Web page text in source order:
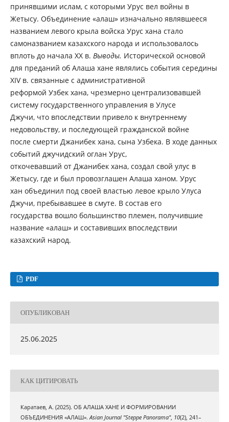
принявшими ислам, с которыми Урус вел войны в
Жетысу. Объединение «алаш» изначально являвшееся
названием левого крыла войска Урус хана стало
самоназванием казахского народа и использовалось
вплоть до начала XX в. Выводы. Исторической основой
для преданий об Алаша хане являлись события середины
XIV в. связанные с административной
реформой Узбек хана, чрезмерно централизовавшей
систему государственного управления в Улусе
Джучи, что впоследствии привело к внутреннему
недовольству, и последующей гражданской войне
после смерти Джанибек хана, сына Узбека. В ходе данных
событий джучидский оглан Урус,
откочевавший от Джанибек хана, создал свой улус в
Жетысу, где и был провозглашен Алаша ханом. Урус
хан объединил под своей властью левое крыло Улуса
Джучи, пребывавшее в смуте. В состав его
государства вошло большинство племен, получившие
название «алаш» и составивших впоследствии
казахский народ.
PDF
ОПУБЛИКОВАН
25.06.2025
КАК ЦИТИРОВАТЬ
Каратаев, А. (2025). ОБ АЛАША ХАНЕ И ФОРМИРОВАНИИ
ОБЪЕДИНЕНИЯ «АЛАШ».Asian Journal "Steppe Panorama", 10(2), 241–